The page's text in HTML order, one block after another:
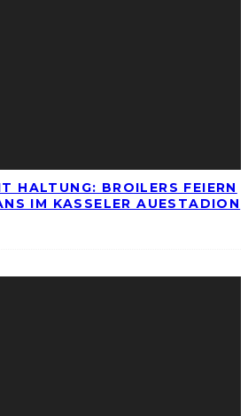
HALTUNG: BROILERS FEIERN
IM KASSELER AUESTADION